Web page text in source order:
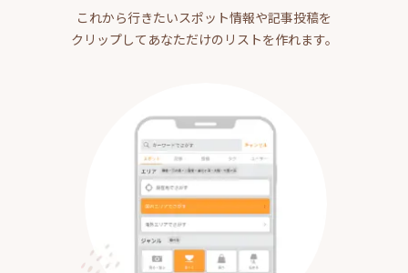
これから行きたいスポット情報や記事投稿を
クリップしてあなただけのリストを作れます。